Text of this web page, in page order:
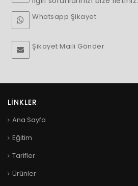
Whatsapp Şikayet
Şikayet Maili Gönder
LINKLER
Ana Sayfa
Eğitim
Tarifler
Ürünler